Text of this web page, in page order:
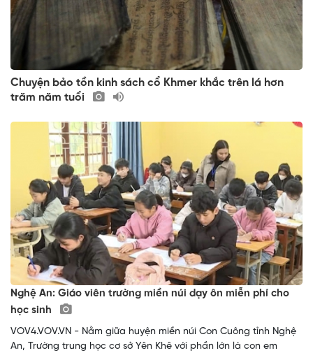
Chuyện bảo tồn kinh sách cổ Khmer khắc trên lá hơn
trăm năm tuổi
Nghệ An: Giáo viên trường miền núi dạy ôn miễn phí cho
học sinh
VOV4.VOV.VN - Nằm giữa huyện miền núi Con Cuông tỉnh Nghệ
An, Trường trung học cơ sở Yên Khê với phần lớn là con em